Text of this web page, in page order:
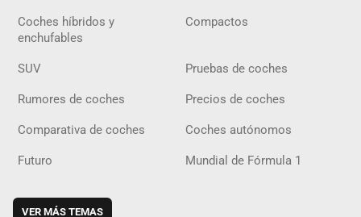
Coches híbridos y
enchufables
Compactos
SUV Pruebas de coches
Rumores de coches Precios de coches
Comparativa de coches Coches autónomos
Futuro Mundial de Fórmula 1
VER MÁS TEMAS